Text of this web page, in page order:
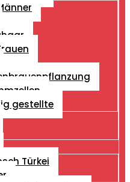
gestellte
Türkei